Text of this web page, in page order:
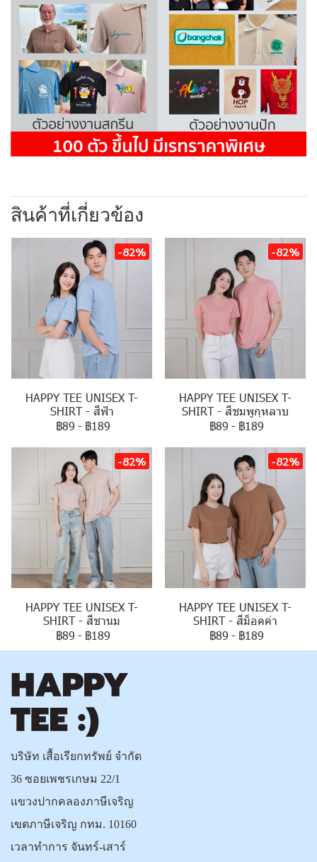
สินค้าที่เกี่ยวข้อง
-82%
HAPPY TEE UNISEX T-
SHIRT - สีฟ้า
฿89 - ฿189
-82%
HAPPY TEE UNISEX T-
SHIRT - สีชมพูกุหลาบ
฿89 - ฿189
-82%
HAPPY TEE UNISEX T-
SHIRT - สีชานม
฿89 - ฿189
-82%
HAPPY TEE UNISEX T-
SHIRT - สีม็อคค่า
฿89 - ฿189
บริษัท เสื้อเรียกทรัพย์ จำกัด
36 ซอยเพชรเกษม 22/1
แขวงปากคลองภาษีเจริญ
เขตภาษีเจริญ กทม. 10160
เวลาทำการ จันทร์-เสาร์